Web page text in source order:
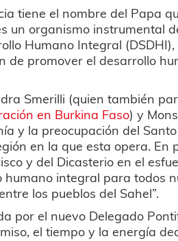
tiene el nombre del Papa
un organismo instrumental
Humano Integral
de promover el desarrollo
Smerilli (quien también
en Burkina Faso) y
y la preocupación del
en la que esta opera. En
y del Dicasterio en el
integral para todos
los pueblos del Sahel”.
por el nuevo Delegado
el tiempo y la energía